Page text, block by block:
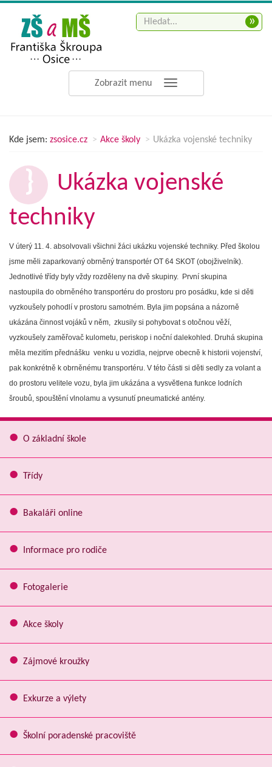
Zobrazit menu
»
Kde jsem: zsosice.cz Akce školy Ukázka vojenské techniky
Ukázka vojenské
techniky
V úterý 11. 4. absolvovali všichni žáci ukázku vojenské techniky. Před školou
jsme měli zaparkovaný obrněný transportér OT 64 SKOT (obojživelník).
Jednotlivé třídy byly vždy rozděleny na dvě skupiny. První skupina
nastoupila do obrněného transportéru do prostoru pro posádku, kde si děti
vyzkoušely pohodlí v prostoru samotném. Byla jim popsána a názorně
ukázána činnost vojáků v něm, zkusily si pohybovat s otočnou věží,
vyzkoušely zaměřovač kulometu, periskop i noční dalekohled. Druhá skupina
měla mezitím přednášku venku u vozidla, nejprve obecně k historii vojenství,
pak konkrétně k obrněnému transportéru. V této části si děti sedly za volant a
do prostoru velitele vozu, byla jim ukázána a vysvětlena funkce lodních
šroubů, spouštění vlnolamu a vysunutí pneumatické antény.
O základní škole
Třídy
Bakaláři online
Informace pro rodiče
Fotogalerie
Akce školy
Zájmové kroužky
Exkurze a výlety
Školní poradenské pracoviště